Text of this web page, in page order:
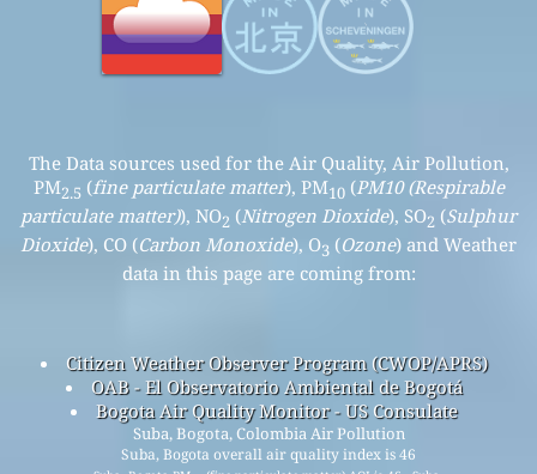
The Data sources used for the Air Quality, Air Pollution,
PM2.5 (fine particulate matter), PM10(PM10 (Respirable
particulate matter)), NO2 (Nitrogen Dioxide), SO2 (Sulphur
Dioxide), CO (Carbon Monoxide), O3 (Ozone) and Weather
data in this page are coming from:
Citizen Weather Observer Program (CWOP/APRS)
OAB - El Observatorio Ambiental de Bogotá
Bogota Air Quality Monitor - US Consulate
Suba, Bogota, Colombia Air Pollution
Suba, Bogota overall air quality index is 46